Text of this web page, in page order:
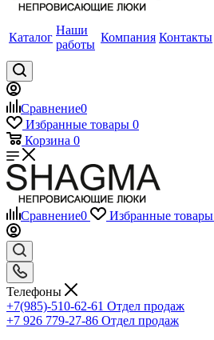
Каталог
Наши
работы
Компания Контакты
Сравнение0
Избранные товары 0
Корзина 0
Сравнение0 Избранные товары
Телефоны
+7(985)-510-62-61 Отдел продаж
‪+7 926 779-27-86‬ Отдел продаж